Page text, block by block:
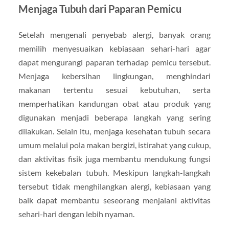
Menjaga Tubuh dari Paparan Pemicu
Setelah mengenali penyebab alergi, banyak orang
memilih menyesuaikan kebiasaan sehari-hari agar
dapat mengurangi paparan terhadap pemicu tersebut.
Menjaga kebersihan lingkungan, menghindari
makanan tertentu sesuai kebutuhan, serta
memperhatikan kandungan obat atau produk yang
digunakan menjadi beberapa langkah yang sering
dilakukan. Selain itu, menjaga kesehatan tubuh secara
umum melalui pola makan bergizi, istirahat yang cukup,
dan aktivitas fisik juga membantu mendukung fungsi
sistem kekebalan tubuh. Meskipun langkah-langkah
tersebut tidak menghilangkan alergi, kebiasaan yang
baik dapat membantu seseorang menjalani aktivitas
sehari-hari dengan lebih nyaman.